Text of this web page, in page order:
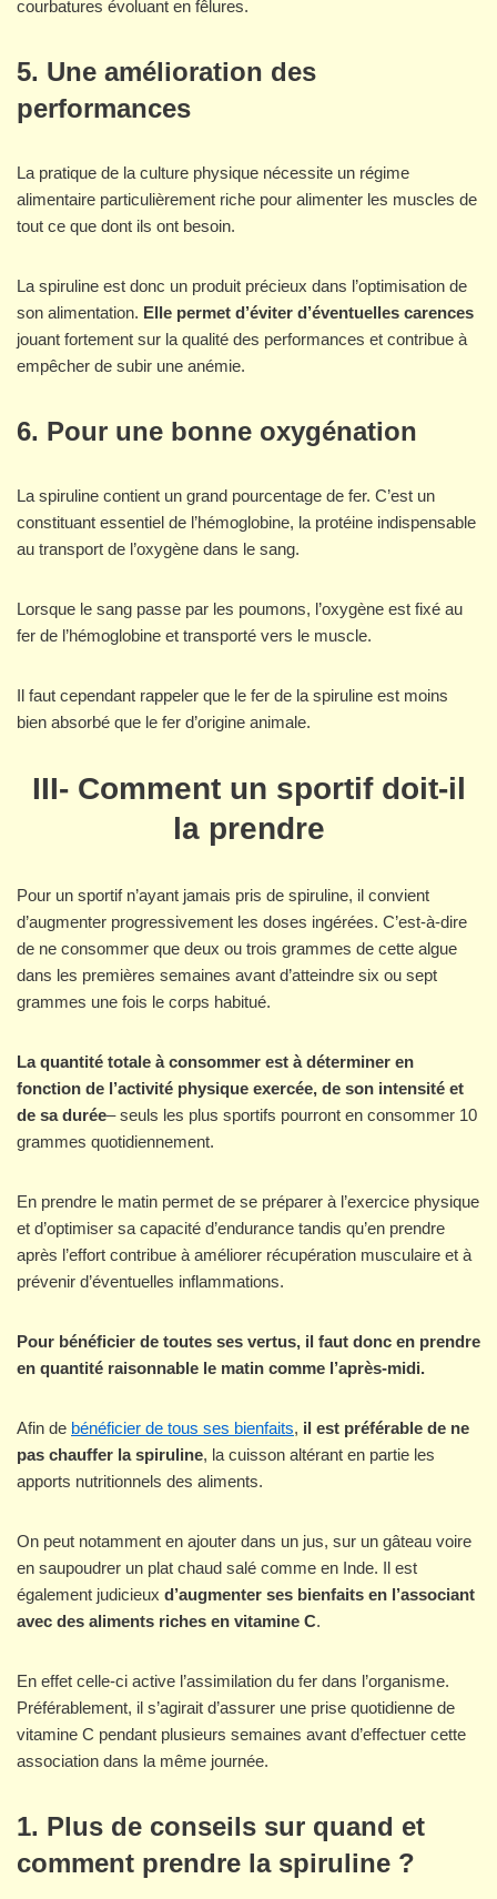
courbatures évoluant en fêlures.
5. Une amélioration des
performances
La pratique de la culture physique nécessite un régime
alimentaire particulièrement riche pour alimenter les muscles de
tout ce que dont ils ont besoin.
La spiruline est donc un produit précieux dans l’optimisation de
son alimentation. Elle permet d’éviter d’éventuelles carences
jouant fortement sur la qualité des performances et contribue à
empêcher de subir une anémie.
6. Pour une bonne oxygénation
La spiruline contient un grand pourcentage de fer. C’est un
constituant essentiel de l’hémoglobine, la protéine indispensable
au transport de l’oxygène dans le sang.
Lorsque le sang passe par les poumons, l’oxygène est fixé au
fer de l’hémoglobine et transporté vers le muscle.
Il faut cependant rappeler que le fer de la spiruline est moins
bien absorbé que le fer d’origine animale.
III- Comment un sportif doit-il
la prendre
Pour un sportif n’ayant jamais pris de spiruline, il convient
d’augmenter progressivement les doses ingérées. C’est-à-dire
de ne consommer que deux ou trois grammes de cette algue
dans les premières semaines avant d’atteindre six ou sept
grammes une fois le corps habitué.
La quantité totale à consommer est à déterminer en
fonction de l’activité physique exercée, de son intensité et
de sa durée– seuls les plus sportifs pourront en consommer 10
grammes quotidiennement.
En prendre le matin permet de se préparer à l’exercice physique
et d’optimiser sa capacité d’endurance tandis qu’en prendre
après l’effort contribue à améliorer récupération musculaire et à
prévenir d’éventuelles inflammations.
Pour bénéficier de toutes ses vertus, il faut donc en prendre
en quantité raisonnable le matin comme l’après-midi.
Afin de bénéficier de tous ses bienfaits, il est préférable de ne
pas chauffer la spiruline, la cuisson altérant en partie les
apports nutritionnels des aliments.
On peut notamment en ajouter dans un jus, sur un gâteau voire
en saupoudrer un plat chaud salé comme en Inde. Il est
également judicieux d’augmenter ses bienfaits en l’associant
avec des aliments riches en vitamine C.
En effet celle-ci active l’assimilation du fer dans l’organisme.
Préférablement, il s’agirait d’assurer une prise quotidienne de
vitamine C pendant plusieurs semaines avant d’effectuer cette
association dans la même journée.
1. Plus de conseils sur quand et
comment prendre la spiruline ?